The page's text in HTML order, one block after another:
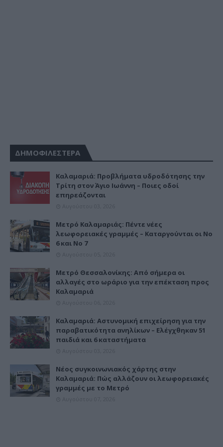
ΔΗΜΟΦΙΛΕΣΤΕΡΑ
Καλαμαριά: Προβλήματα υδροδότησης την
Τρίτη στον Άγιο Ιωάννη – Ποιες οδοί
επηρεάζονται
Μετρό Καλαμαριάς: Πέντε νέες
λεωφορειακές γραμμές – Καταργούνται οι Νο
6 και Νο 7
Μετρό Θεσσαλονίκης: Από σήμερα οι
αλλαγές στο ωράριο για την επέκταση προς
Καλαμαριά
Καλαμαριά: Αστυνομική επιχείρηση για την
παραβατικότητα ανηλίκων – Ελέγχθηκαν 51
παιδιά και 6 καταστήματα
Νέος συγκοινωνιακός χάρτης στην
Καλαμαριά: Πώς αλλάζουν οι λεωφορειακές
γραμμές με το Μετρό